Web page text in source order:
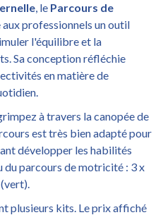
, le Parcours de
professionnels un outil
l'équilibre et la
Sa conception réfléchie
en matière de
à travers la canopée de
est très bien adapté pour
développer les habilités
du parcours de motricité : 3 x
plusieurs kits. Le prix affiché